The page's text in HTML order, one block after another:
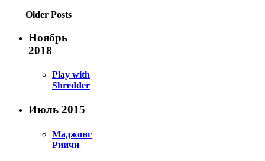
Older Posts
Ноябрь
2018
Play with
Shredder
Июль 2015
Маджонг
Риичи